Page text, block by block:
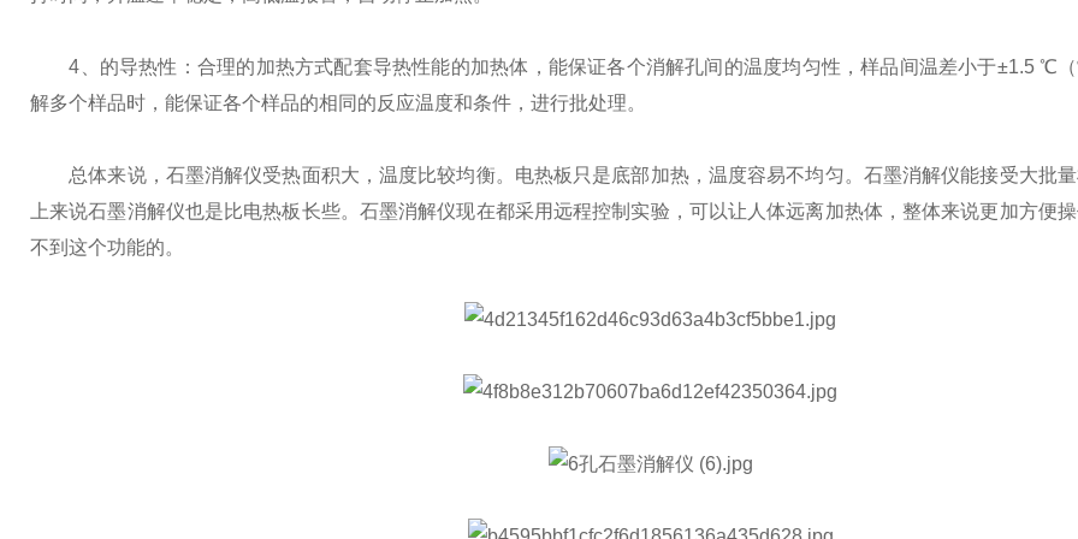
4、的导热性：合理的加热方式配套导热性能的加热体，能保证各个消解孔间的温度均匀性，样品间温差小于±1.5 ℃
解多个样品时，能保证各个样品的相同的反应温度和条件，进行批处理。
总体来说，石墨消解仪受热面积大，温度比较均衡。电热板只是底部加热，温度容易不均匀。石墨消解仪能接受大批
上来说石墨消解仪也是比电热板长些。石墨消解仪现在都采用远程控制实验，可以让人体远离加热体，整体来说更加方便
不到这个功能的。